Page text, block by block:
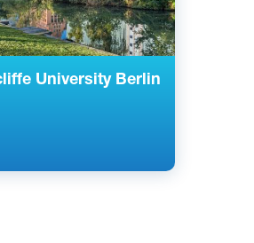
University Berlin